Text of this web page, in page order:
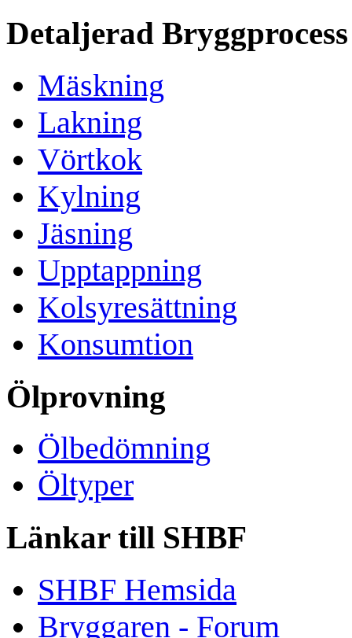
Detaljerad Bryggprocess
Mäskning
Lakning
Vörtkok
Kylning
Jäsning
Upptappning
Kolsyresättning
Konsumtion
Ölprovning
Ölbedömning
Öltyper
Länkar till SHBF
SHBF Hemsida
Bryggaren - Forum